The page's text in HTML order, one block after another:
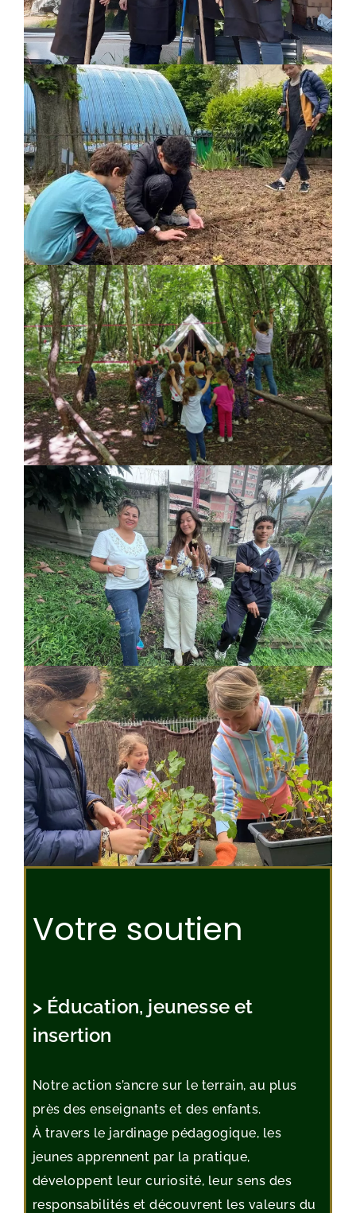
Votre soutien
> Éducation, jeunesse et
insertion
Notre action s’ancre sur le terrain, au plus
près des enseignants et des enfants.
À travers le jardinage pédagogique, les
jeunes apprennent par la pratique,
développent leur curiosité, leur sens des
responsabilités et découvrent les valeurs du